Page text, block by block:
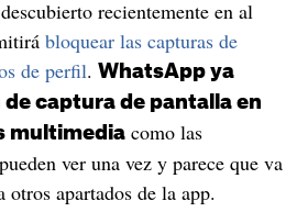
recientemente en al
bloquear las capturas de
de perfil. WhatsApp ya
captura de pantalla en
multimediacomo las
ver una vez y parece que va
apartados de la app.